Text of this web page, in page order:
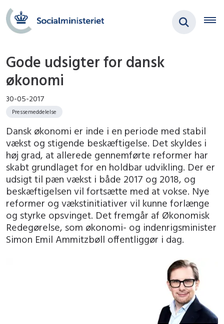
Gode udsigter for dansk
økonomi
30-05-2017
Pressemeddelelse
Dansk økonomi er inde i en periode med stabil
vækst og stigende beskæftigelse. Det skyldes i
høj grad, at allerede gennemførte reformer har
skabt grundlaget for en holdbar udvikling. Der er
udsigt til pæn vækst i både 2017 og 2018, og
beskæftigelsen vil fortsætte med at vokse. Nye
reformer og vækstinitiativer vil kunne forlænge
og styrke opsvinget. Det fremgår af Økonomisk
Redegørelse, som økonomi- og indenrigsminister
Simon Emil Ammitzbøll offentliggør i dag.